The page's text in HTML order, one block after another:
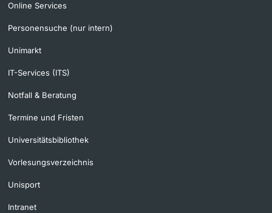
Online Services
Personensuche (nur intern)
Unimarkt
IT-Services (ITS)
Notfall & Beratung
Termine und Fristen
Universitätsbibliothek
Vorlesungsverzeichnis
Unisport
Intranet